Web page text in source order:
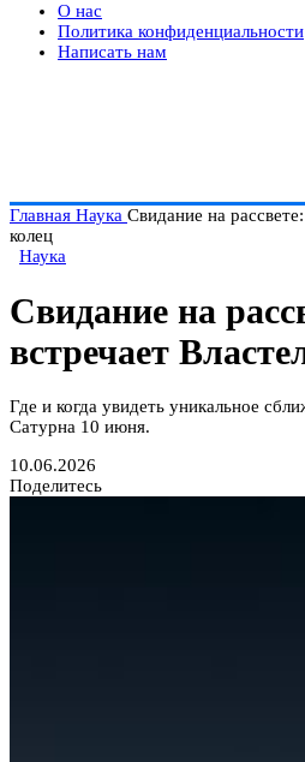
О нас
Политика конфиденциальности
Написать нам
Главная Наука Свидание на
колец
Наука
Свидание на
встречает
Где и когда увидеть уникальное
Сатурна 10 июня.
10.06.2026
Поделитесь